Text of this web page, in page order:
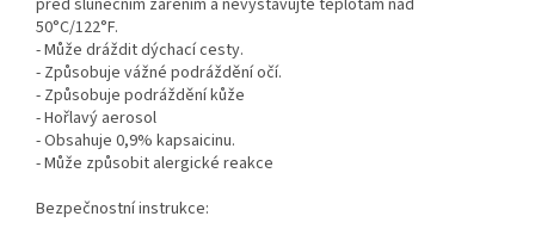
před slunečním zářením a nevystavujte teplotám nad
50°C/122°F.
- Může dráždit dýchací cesty.
- Způsobuje vážné podráždění očí.
- Způsobuje podráždění kůže
- Hořlavý aerosol
- Obsahuje 0,9% kapsaicinu.
- Může způsobit alergické reakce
Bezpečnostní instrukce: